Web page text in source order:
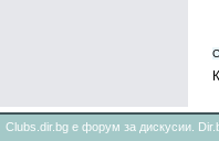
Clubs.dir.bg е форум за дискусии.